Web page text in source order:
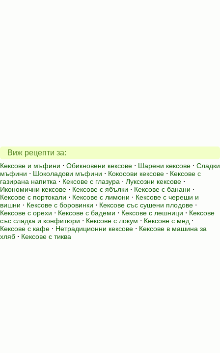
Виж рецепти за:
Кексове и мъфини ⋅ Обикновени кексове ⋅ Шарени кексове ⋅ Сладки
мъфини ⋅ Шоколадови мъфини ⋅ Кокосови кексове ⋅ Кексове с
газирана напитка ⋅ Кексове с глазура ⋅ Луксозни кексове ⋅
Икономични кексове ⋅ Кексове с ябълки ⋅ Кексове с банани ⋅
Кексове с портокали ⋅ Кексове с лимони ⋅ Кексове с череши и
вишни ⋅ Кексове с боровинки ⋅ Кексове със сушени плодове ⋅
Кексове с орехи ⋅ Кексове с бадеми ⋅ Кексове с лешници ⋅ Кексове
със сладка и конфитюри ⋅ Кексове с локум ⋅ Кексове с мед ⋅
Кексове с кафе ⋅ Нетрадиционни кексове ⋅ Кексове в машина за
хляб ⋅ Кексове с тиква